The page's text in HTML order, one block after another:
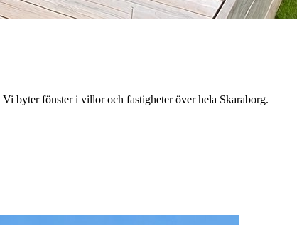
Vi byter fönster i villor och fastigheter över hela Skaraborg.